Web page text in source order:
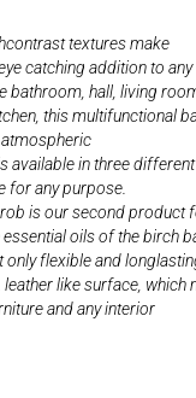
textures make
catching addition to any
bathroom, hall, living
this multifunctional
available in three
for any purpose.
is our second product
oils of the birch
only flexible and
like surface, which
and any interior